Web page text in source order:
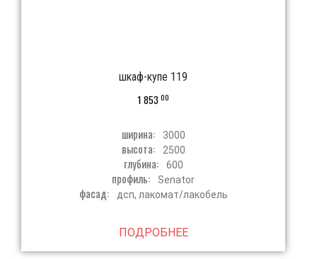
шкаф-купе 119
1 85300
ширина: 3000
высота: 2500
глубина: 600
профиль: Senator
фасад: дсп, лакомат/лакобель
ПОДРОБНЕЕ